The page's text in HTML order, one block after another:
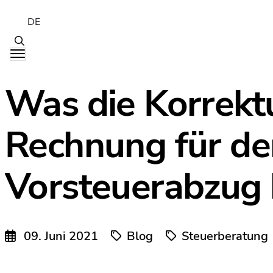
DE
Was die
Rechnung für
09. Juni 2021 Blog Steuerberatung